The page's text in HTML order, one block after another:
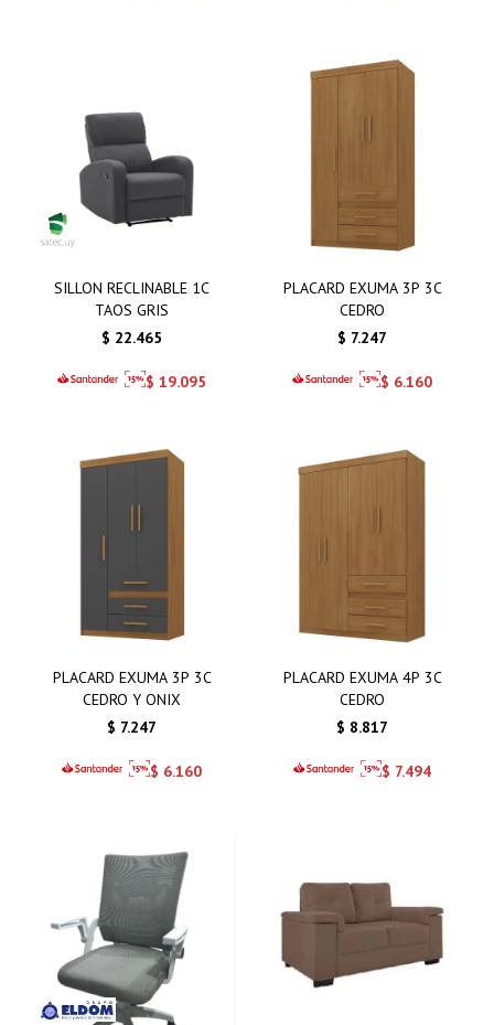
SILLON RECLINABLE 1C
TAOS GRIS
$ 22.465
$ 19.095
PLACARD EXUMA 3P 3C
CEDRO
$ 7.247
$ 6.160
PLACARD EXUMA 3P 3C
CEDRO Y ONIX
$ 7.247
$ 6.160
PLACARD EXUMA 4P 3C
CEDRO
$ 8.817
$ 7.494